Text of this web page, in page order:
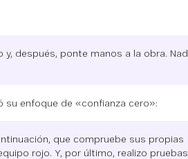
después, ponte manos a la obra.
su enfoque de «confianza cero»:
que compruebe sus propias
rojo. Y, por último, realizo pruebas